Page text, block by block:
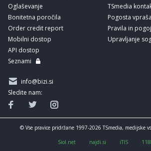
Oglaševanje
Bonitetna poročila
Order credit report
Mobilni dostop
API dostop
Seznami
TSmedia
Pogosta
Pravila in
Upravljanje
info@bizi.si
Sledite nam:
© Vse pravice pridržane 1997-2026 TSmedia, medijske
Siol.net najdi.si iTIS